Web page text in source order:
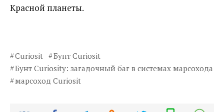
Красной планеты.
Curiosit
Бунт Curiosit
Бунт Curiosity: загадочный баг в системах марсохода‍
марсоход Curiosit